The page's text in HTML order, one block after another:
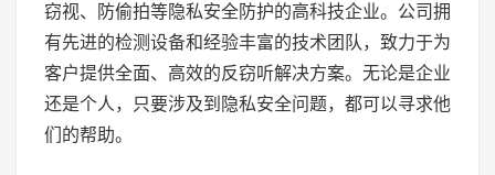
窃视、防偷拍等隐私安全防护的高科技企业。公司拥
有先进的检测设备和经验丰富的技术团队，致力于为
客户提供全面、高效的反窃听解决方案。无论是企业
还是个人，只要涉及到隐私安全问题，都可以寻求他
们的帮助。